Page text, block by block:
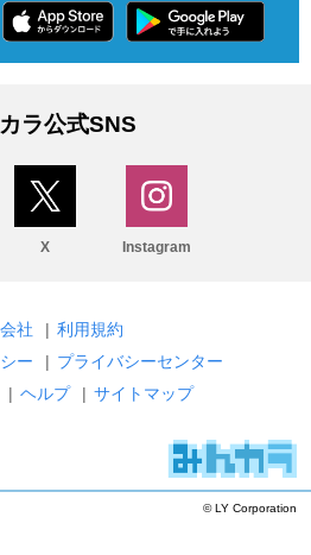
ラ公式SNS
X Instagram
社 | 利用規約
ー
| プライバシーセンター
| ヘルプ | サイトマップ
© LY Corporation